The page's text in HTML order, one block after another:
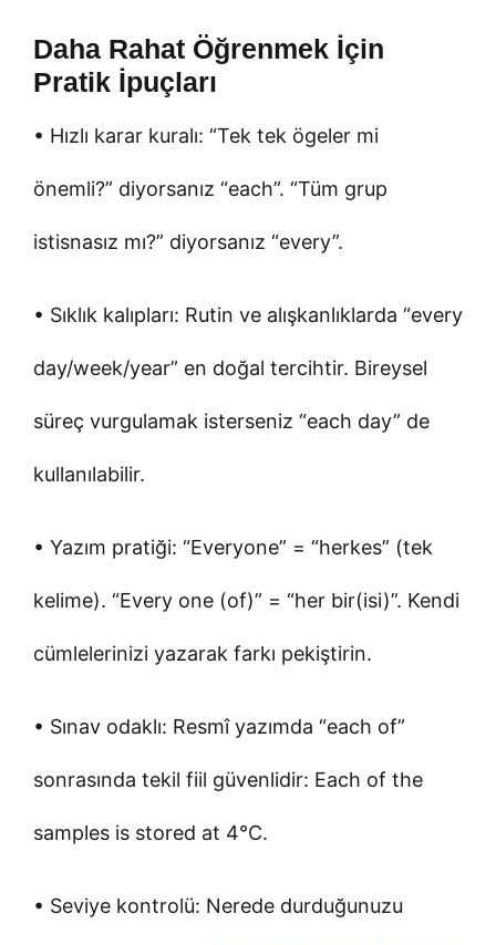
Daha Rahat Öğrenmek İçin
Pratik İpuçları
• Hızlı karar kuralı: “Tek tek ögeler mi
önemli?” diyorsanız “each”. “Tüm grup
istisnasız mı?” diyorsanız “every”.
• Sıklık kalıpları: Rutin ve alışkanlıklarda “every
day/week/year” en doğal tercihtir. Bireysel
süreç vurgulamak isterseniz “each day” de
kullanılabilir.
• Yazım pratiği: “Everyone” = “herkes” (tek
kelime). “Every one (of)” = “her bir(isi)”. Kendi
cümlelerinizi yazarak farkı pekiştirin.
• Sınav odaklı: Resmî yazımda “each of”
sonrasında tekil fiil güvenlidir: Each of the
samples is stored at 4°C.
• Seviye kontrolü: Nerede durduğunuzu